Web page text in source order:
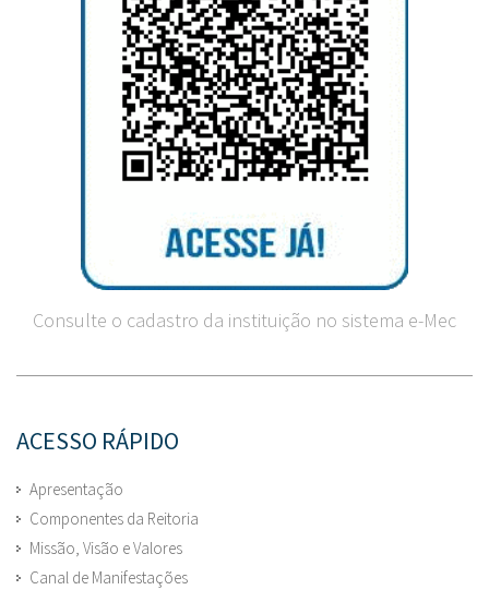
Consulte o cadastro da instituição no sistema e-Mec
ACESSO RÁPIDO
Apresentação
Componentes da Reitoria
Missão, Visão e Valores
Canal de Manifestações